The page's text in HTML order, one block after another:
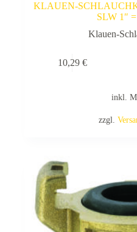
KLAUEN-
SLW 1″
Klauen-
10,29 €
inkl.
zzgl.